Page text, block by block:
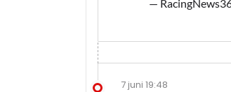
—
7 juni 19:48